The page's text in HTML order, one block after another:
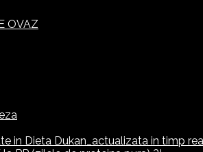
OVAZ
in Dieta Dukan_actualizata in timp